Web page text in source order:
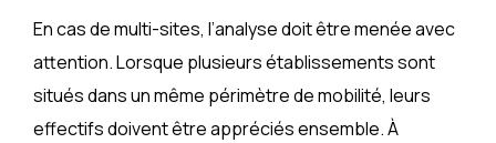
En cas de multi-sites, l’analyse doit être menée avec
attention. Lorsque plusieurs établissements sont
situés dans un même périmètre de mobilité, leurs
effectifs doivent être appréciés ensemble. À